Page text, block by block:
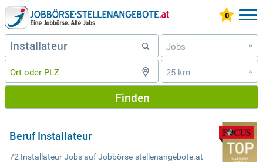
Jobs »
25 km »
Finden
Beruf Installateur
72 Installateur Jobs auf Jobbörse-stellenangebote.at